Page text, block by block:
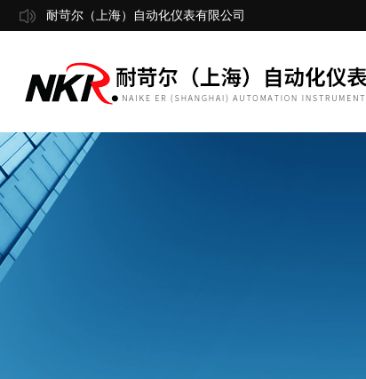
耐苛尔（上海）自动化仪表有限公司